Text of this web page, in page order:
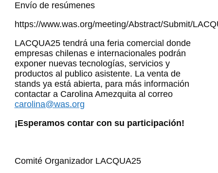
Envío de resúmenes
https://www.was.org/meeting/Abstract/Submit/
LACQUA25 tendrá una feria comercial donde
empresas chilenas e internacionales podrán
exponer nuevas tecnologías, servicios y
productos al publico asistente. La venta de
stands ya está abierta, para más información
contactar a Carolina Amezquita al correo
carolina@was.org
¡Esperamos contar con su participación!
Comité Organizador LACQUA25